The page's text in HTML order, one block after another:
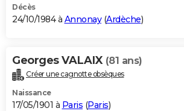
Décès
24/10/1984 à Annonay(Ardèche)
Georges VALAIX (81 ans)
Créer une cagnotte obsèques
Naissance
17/05/1901 à Paris (Paris)